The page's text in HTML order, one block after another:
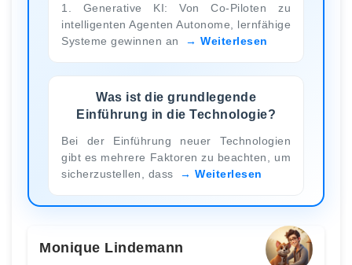
1. Generative KI: Von Co-Piloten zu
intelligenten Agenten Autonome, lernfähige
Systeme gewinnen an
Weiterlesen
Was ist die grundlegende
Einführung in die Technologie?
Bei der Einführung neuer Technologien
gibt es mehrere Faktoren zu beachten, um
sicherzustellen, dass
Weiterlesen
Monique Lindemann